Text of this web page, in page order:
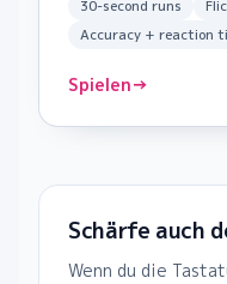
30-second runs
Accuracy + reaction
Spielen→
Schärfe auch
Wenn du die